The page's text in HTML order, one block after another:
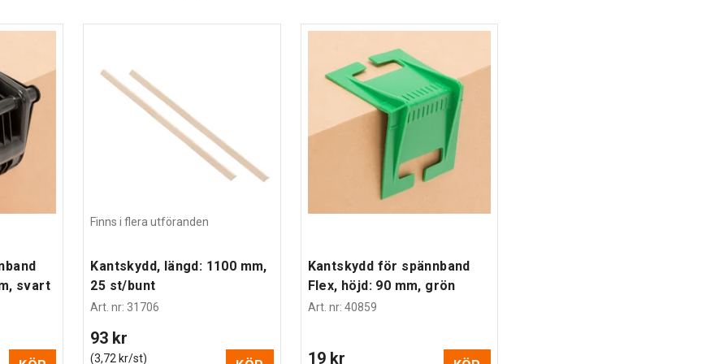
med bandbredd 9–19 mm. Det är ett
och försegla med hjälp av handkraft.
i blått. Det är försett med ett
en hållare för bandet och på andra sidan
passar för alla WG-band.
svart
Finns i flera utföranden
Kantskydd, längd: 1100 mm,
25 st/bunt
Art. nr: 31706
93 kr
(3,72 kr/st)
Kantskydd för spännband
Flex, höjd: 90 mm, grön
Art. nr: 40859
19 kr